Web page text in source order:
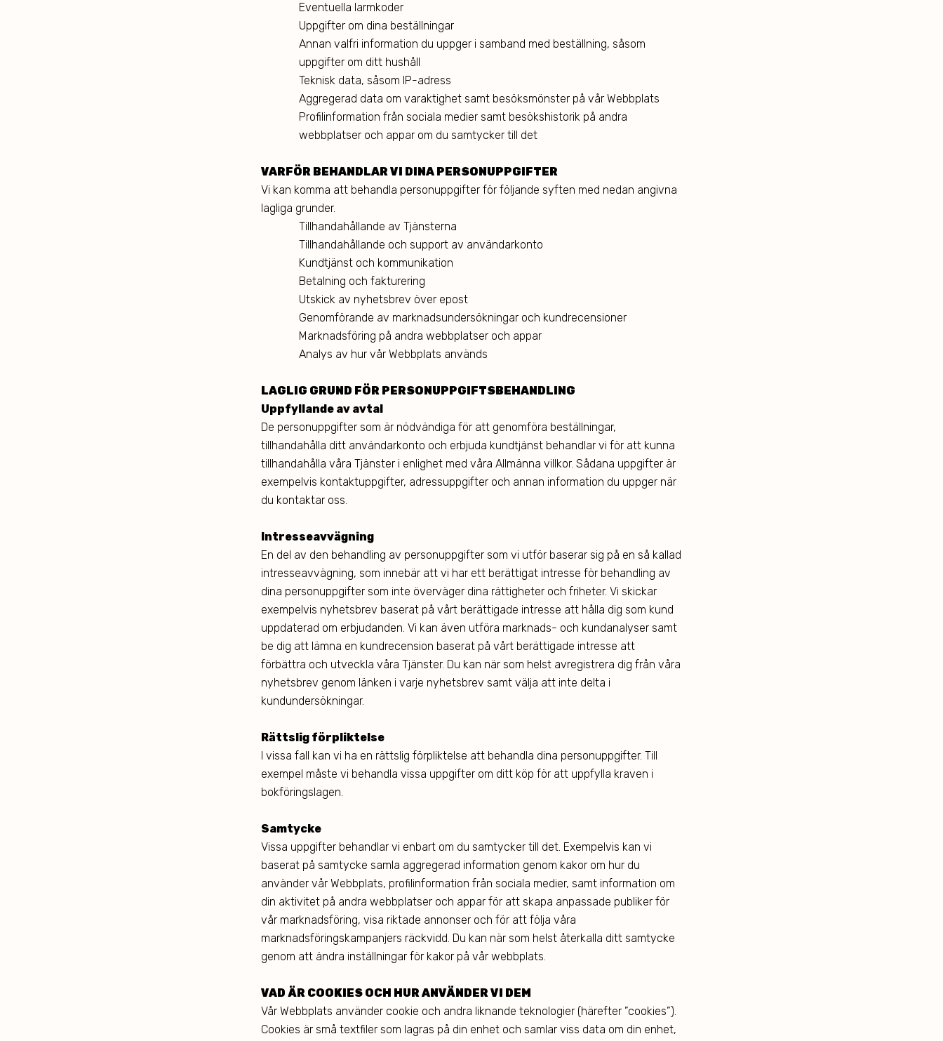
Eventuella larmkoder
Uppgifter om dina beställningar
Annan valfri information du uppger i samband med beställning, såsom
uppgifter om ditt hushåll
Teknisk data, såsom IP-adress
Aggregerad data om varaktighet samt besöksmönster på vår Webbplats
Profilinformation från sociala medier samt besökshistorik på andra
webbplatser och appar om du samtycker till det
VARFÖR BEHANDLAR VI DINA PERSONUPPGIFTER
Vi kan komma att behandla personuppgifter för följande syften med nedan angivna
lagliga grunder.
Tillhandahållande av Tjänsterna
Tillhandahållande och support av användarkonto
Kundtjänst och kommunikation
Betalning och fakturering
Utskick av nyhetsbrev över epost
Genomförande av marknadsundersökningar och kundrecensioner
Marknadsföring på andra webbplatser och appar
Analys av hur vår Webbplats används
LAGLIG GRUND FÖR PERSONUPPGIFTSBEHANDLING
Uppfyllande av avtal
De personuppgifter som är nödvändiga för att genomföra beställningar,
tillhandahålla ditt användarkonto och erbjuda kundtjänst behandlar vi för att kunna
tillhandahålla våra Tjänster i enlighet med våra Allmänna villkor. Sådana uppgifter är
exempelvis kontaktuppgifter, adressuppgifter och annan information du uppger när
du kontaktar oss.
Intresseavvägning
En del av den behandling av personuppgifter som vi utför baserar sig på en så kallad
intresseavvägning, som innebär att vi har ett berättigat intresse för behandling av
dina personuppgifter som inte överväger dina rättigheter och friheter. Vi skickar
exempelvis nyhetsbrev baserat på vårt berättigade intresse att hålla dig som kund
uppdaterad om erbjudanden. Vi kan även utföra marknads- och kundanalyser samt
be dig att lämna en kundrecension baserat på vårt berättigade intresse att
förbättra och utveckla våra Tjänster. Du kan när som helst avregistrera dig från våra
nyhetsbrev genom länken i varje nyhetsbrev samt välja att inte delta i
kundundersökningar.
Rättslig förpliktelse
I vissa fall kan vi ha en rättslig förpliktelse att behandla dina personuppgifter. Till
exempel måste vi behandla vissa uppgifter om ditt köp för att uppfylla kraven i
bokföringslagen.
Samtycke
Vissa uppgifter behandlar vi enbart om du samtycker till det. Exempelvis kan vi
baserat på samtycke samla aggregerad information genom kakor om hur du
använder vår Webbplats, profilinformation från sociala medier, samt information om
din aktivitet på andra webbplatser och appar för att skapa anpassade publiker för
vår marknadsföring, visa riktade annonser och för att följa våra
marknadsföringskampanjers räckvidd. Du kan när som helst återkalla ditt samtycke
genom att ändra inställningar för kakor på vår webbplats.
VAD ÄR COOKIES OCH HUR ANVÄNDER VI DEM
Vår Webbplats använder cookie och andra liknande teknologier (härefter ”cookies”).
Cookies är små textfiler som lagras på din enhet och samlar viss data om din enhet,